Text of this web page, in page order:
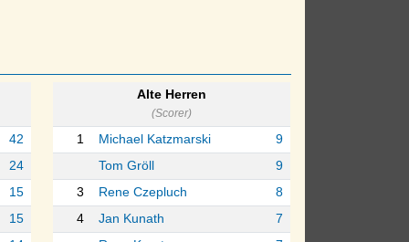
42
24
15
15
Alte Herren
(Scorer)
1 Michael Katzmarski
9
Tom Gröll
9
3
Rene Czepluch
8
4
Jan Kunath
7